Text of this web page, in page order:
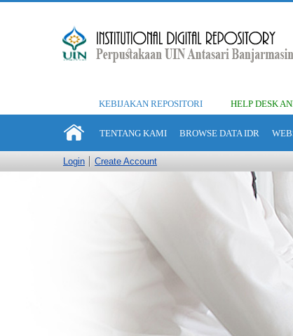
KEBIJAKAN REPOSITORI HELP DESK
TENTANG KAMI BROWSE DATA IDR
Login Create Account